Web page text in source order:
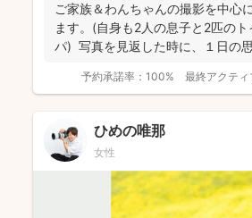
ご家族＆わんちゃんの撮影を中心
ます。(自身も2人の息子と2匹の
パ) 写真を見返した時に、１日の
予約承諾率： 100% 最終アクティ
ひめの唯那
女性